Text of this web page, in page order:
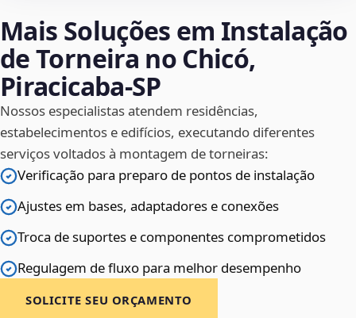
Mais Soluções em Instalação
de Torneira no Chicó,
Piracicaba‑SP
Nossos especialistas atendem residências,
estabelecimentos e edifícios, executando diferentes
serviços voltados à montagem de torneiras:
Verificação para preparo de pontos de instalação
Ajustes em bases, adaptadores e conexões
Troca de suportes e componentes comprometidos
Regulagem de fluxo para melhor desempenho
SOLICITE SEU ORÇAMENTO